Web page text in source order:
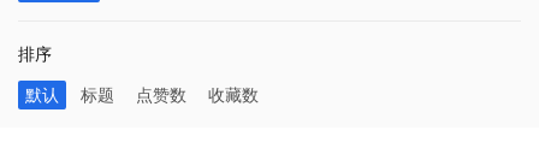
排序
默认
标题 点赞数 收藏数